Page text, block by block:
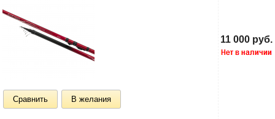
Сравнить В желания
11 000 руб.